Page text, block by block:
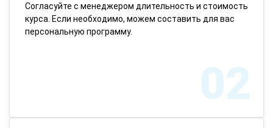
Согласуйте с менеджером длительность и стоимость
курса. Если необходимо, можем составить для вас
персональную программу.
02